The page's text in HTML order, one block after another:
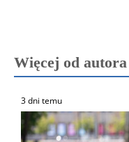
Więcej od autora
3 dni temu